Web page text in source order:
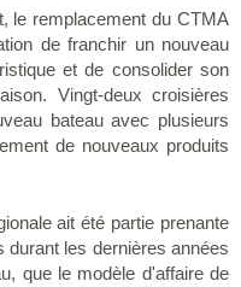
le remplacement du CTMA
de franchir un nouveau
et de consolider son
Vingt-deux croisières
bateau avec plusieurs
de nouveaux produits
ait été partie prenante
les dernières années
que le modèle d'affaire de